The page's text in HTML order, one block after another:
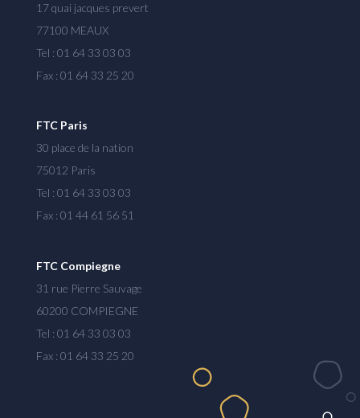
17 quai jacques prevert
77100 MEAUX
Tel : 01 64 33 03 03
Fax : 01 64 33 25 20
FTC Paris
30 place de la nation
75012 Paris
Tel : 01 64 33 03 03
Fax : 01 44 61 56 51
FTC Compiegne
31 rue Pierre Sauvage
60200 COMPIEGNE
Tel : 01 64 33 03 03
Fax : 01 64 33 25 20